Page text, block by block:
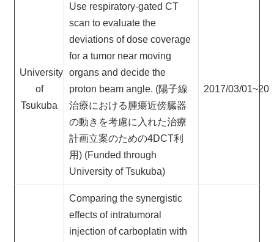
University
of
Tsukuba
Use respiratory-gated CT
scan to evaluate the
deviations of dose coverage
for a tumor near moving
organs and decide the
proton beam angle. (陽子線
治療における腫瘍近傍臓器
の動きを考慮に入れた治療
計画立案のための4DCT利
用) (Funded through
University of Tsukuba)
2017/03/
Comparing the synergistic
effects of intratumoral
injection of carboplatin with